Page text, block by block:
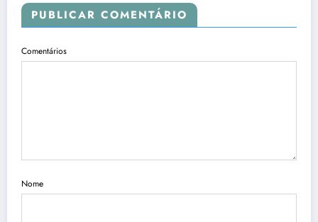
PUBLICAR COMENTÁRIO
Comentários
Nome